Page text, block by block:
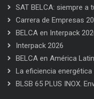
SAT BELCA: siempre a
Carrera de Empresas
BELCA en Interpack
Interpack 2026
BELCA en América
La eficiencia
BLSB 65 PLUS INOX.